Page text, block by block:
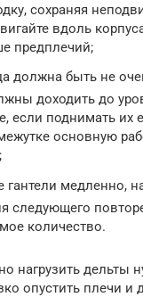
сохраняя
вдоль
предплечий;
должна быть не
доходить до
если поднимать их
основную
гантели медленно,
следующего
количество.
нагрузить дельты
опустить плечи и